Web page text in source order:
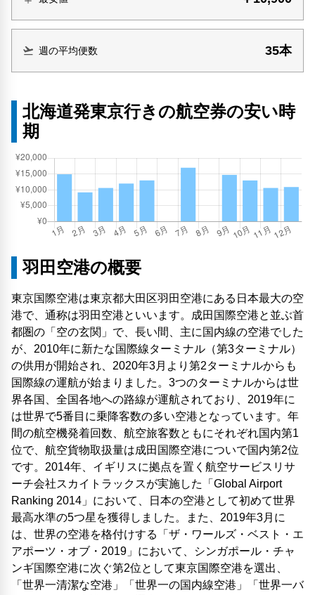
週の平均便数 35本
北海道発東京行きの航空券の安い時
期
羽田空港の概要
東京国際空港は東京都大田区羽田空港にある日本最大の空
港で、通称は羽田空港といいます。成田国際空港と並ぶ首
都圏の「空の玄関」で、長い間、主に国内線の空港でした
が、2010年に新たな国際線ターミナル（第3ターミナル）
の供用が開始され、2020年3月より第2ターミナルからも
国際線の運航が始まりました。3つのターミナルからは世
界各国、全国各地への路線が運航されており、2019年に
は世界で5番目に乗降客数の多い空港となっています。年
間の航空機発着回数、航空旅客数ともにそれぞれ国内第1
位で、航空貨物取扱量は成田国際空港についで国内第2位
です。2014年、イギリスに拠点を置く航空サービスリサ
ーチ会社スカイトラックスが実施した「Global Airport
Ranking 2014」において、日本の空港として初めて世界
最高水準の5つ星を獲得しました。また、2019年3月に
は、世界の空港を格付けする「ザ・ワールズ・ベスト・エ
アポーツ・オブ・2019」において、シンガポール・チャ
ンギ国際空港に次ぐ第2位として東京国際空港を選出、
「世界一清潔な空港」「世界一の国内線空港」「世界一バ